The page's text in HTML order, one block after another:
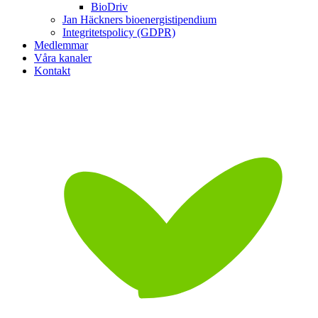
BioDriv
Jan Häckners bioenergistipendium
Integritetspolicy (GDPR)
Medlemmar
Våra kanaler
Kontakt